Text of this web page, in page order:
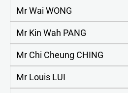
Mr Wai WONG
Mr Kin Wah PANG
Mr Chi Cheung CHING
Mr Louis LUI